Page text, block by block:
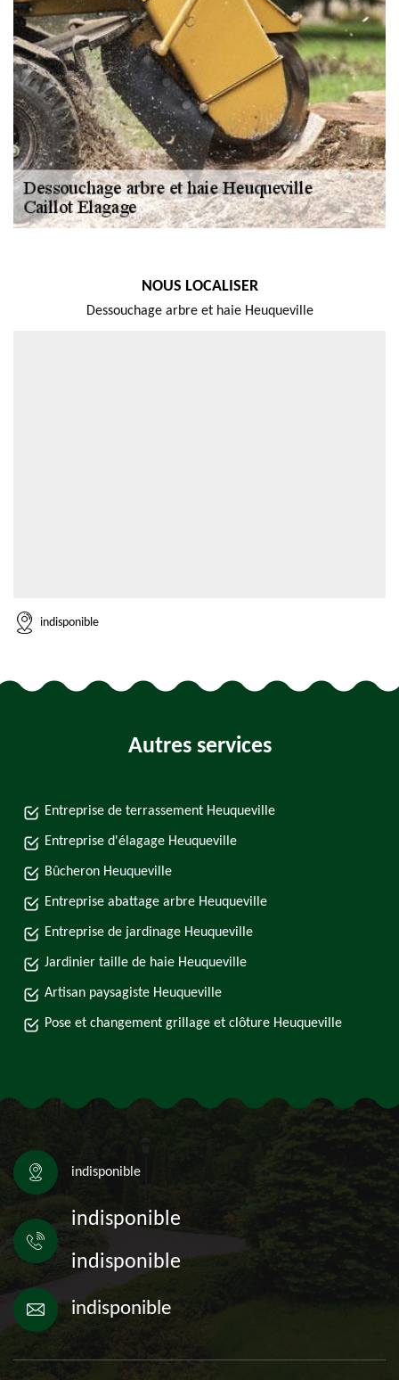
NOUS LOCALISER
Dessouchage arbre et haie Heuqueville
indisponible
Autres services
Entreprise de terrassement Heuqueville
Entreprise d'élagage Heuqueville
Bûcheron Heuqueville
Entreprise abattage arbre Heuqueville
Entreprise de jardinage Heuqueville
Jardinier taille de haie Heuqueville
Artisan paysagiste Heuqueville
Pose et changement grillage et clôture Heuqueville
indisponible
indisponible
indisponible
indisponible